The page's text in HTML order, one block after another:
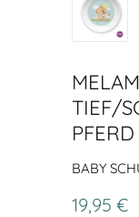
TIEF/
PFERD
BABY
19,95 €